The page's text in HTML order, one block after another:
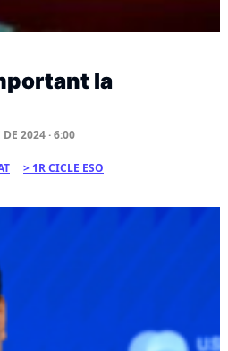
la
2024 · 6:00
1R CICLE ESO